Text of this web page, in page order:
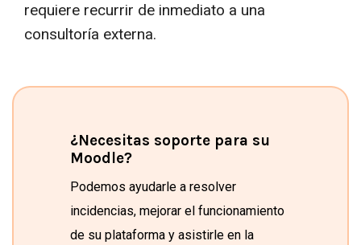
requiere recurrir de inmediato a una
consultoría externa.
¿Necesitas soporte para su
Moodle?
Podemos ayudarle a resolver
incidencias, mejorar el funcionamiento
de su plataforma y asistirle en la